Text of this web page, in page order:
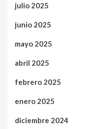
julio 2025
junio 2025
mayo 2025
abril 2025
febrero 2025
enero 2025
diciembre 2024